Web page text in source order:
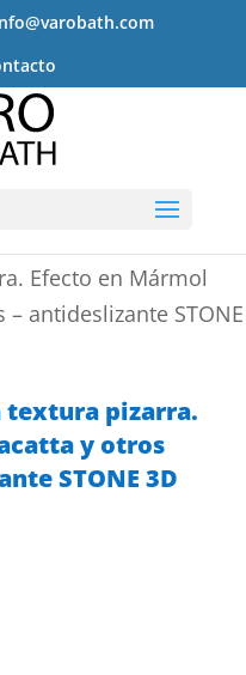
Efecto en Mármol
antideslizante STONE
textura pizarra.
y otros
STONE 3D